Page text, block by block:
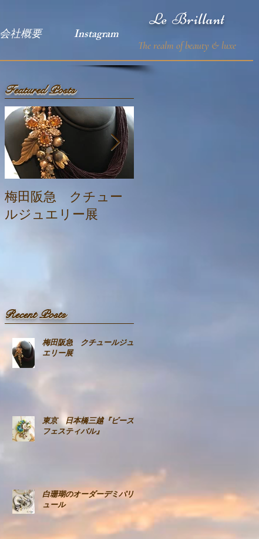
会社概要 Instagram
Le Brillant
The realm of beauty & luxe
Featured Posts
梅田阪急 クチュー
ルジュエリー展
Recent Posts
梅田阪急 クチュールジュ
エリー展
東京 日本橋三越『ビーズ
フェスティバル』
白珊瑚のオーダーデミパリ
ュール